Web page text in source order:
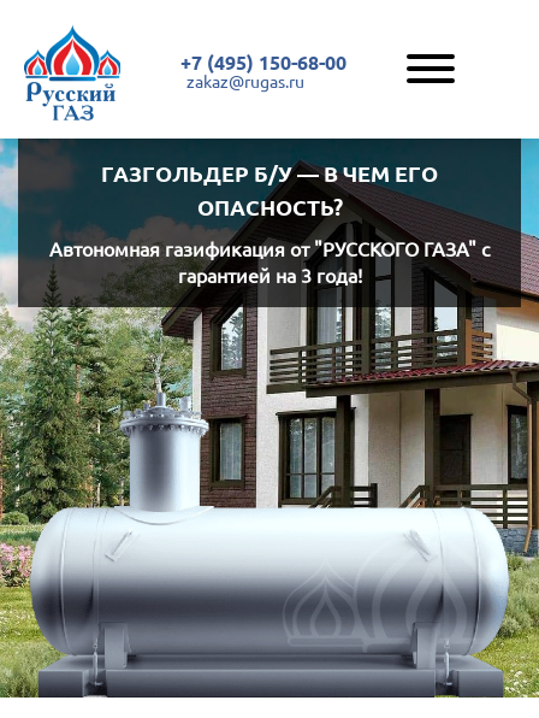
+7 (495) 150-68-00
zakaz@rugas.ru
ГАЗГОЛЬДЕР Б/У — В ЧЕМ ЕГО
ОПАСНОСТЬ?
Автономная газификацияот "РУССКОГО ГАЗА" с
гарантией на 3 года!